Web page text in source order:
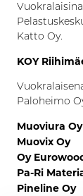
Katto Oy.
KOY
Paloheimo
Muoviura Oy
Muovix Oy
Oy
Pa-Ri
Pineline Oy